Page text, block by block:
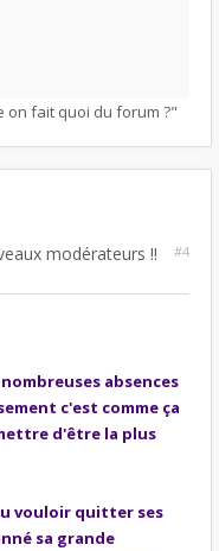
on fait quoi du forum ?"
modérateurs !!
#4
absences
c'est comme ça
d'être la plus
vouloir quitter ses
sa grande